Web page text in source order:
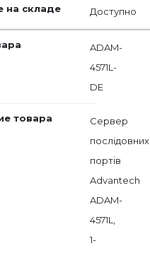
Доступно
ADAM-
4571L-
DE
Сервер
послідовних
портів
Advantech
ADAM-
4571L,
1-